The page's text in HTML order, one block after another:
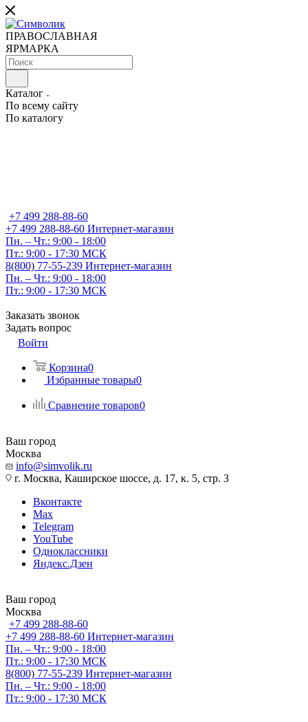
ПРАВОСЛАВНАЯ
ЯРМАРКА
Каталог
По всему сайту
По каталогу
+7 499 288-88-60
+7 499 288-88-60 Интернет-магазин
Пн. – Чт.: 9:00 - 18:00
Пт.: 9:00 - 17:30 МСК
8(800) 77-55-239 Интернет-магазин
Пн. – Чт.: 9:00 - 18:00
Пт.: 9:00 - 17:30 МСК
Заказать звонок
Задать вопрос
Войти
Корзина0
Избранные товары0
Сравнение товаров0
Ваш город
Москва
info@simvolik.ru
г. Москва, Каширское шоссе, д. 17, к. 5, стр. 3
Вконтакте
Max
Telegram
YouTube
Одноклассники
Яндекс.Дзен
Ваш город
Москва
+7 499 288-88-60
+7 499 288-88-60 Интернет-магазин
Пн. – Чт.: 9:00 - 18:00
Пт.: 9:00 - 17:30 МСК
8(800) 77-55-239 Интернет-магазин
Пн. – Чт.: 9:00 - 18:00
Пт.: 9:00 - 17:30 МСК